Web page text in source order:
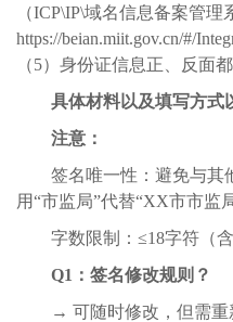
（ICP\IP\域名信息备案管理
https://beian.miit.gov.cn/#/
（5）身份证信息正、反面
具体材料以及填写方式
注意：
签名唯一性：避免与其
用“市监局”代替“XX市市监
字数限制： ≤18字符（
Q1 ：签名修改规则？
→ 可随时修改，但需重